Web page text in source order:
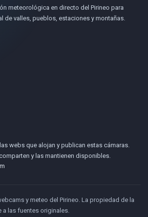
meteorológica en directo del Pirineo para
de valles, pueblos, estaciones y montañas.
webs que alojan y publican estas cámaras.
y las mantienen disponibles.
y meteo del Pirineo. La propiedad de la
las fuentes originales.